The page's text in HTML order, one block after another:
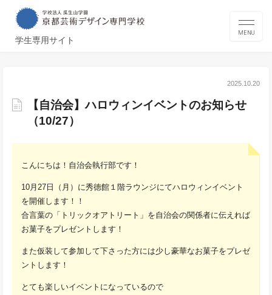
学生専用サイト
MENU
2025.10.20
【自治会】ハロウィンイベントのお知らせ
（10/27）
こんにちは！自治会執行部です！
10月27日（月）に秀徳館１階ラウンジにてハロウィンイベント
を開催します！！
合言葉の「トリックオアトリート」を自治会の関係者に伝えれば
お菓子をプレゼントします！
また仮装して参加して下さった方には少し豪華なお菓子をプレゼ
ントします！
とても楽しいイベントになっているので